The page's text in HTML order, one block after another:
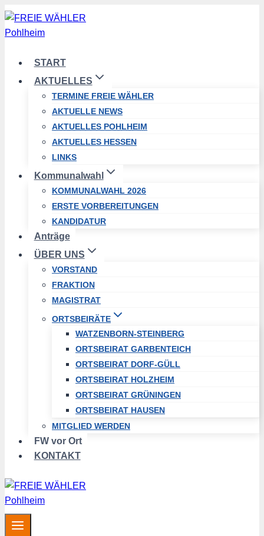
Zum
START
AKTUELLES
TERMINE FREIE WÄHLER
AKTUELLE NEWS
AKTUELLES POHLHEIM
AKTUELLES HESSEN
LINKS
Kommunalwahl
KOMMUNALWAHL 2026
ERSTE VORBEREITUNGEN
KANDIDATUR
Anträge
ÜBER UNS
VORSTAND
FRAKTION
MAGISTRAT
ORTSBEIRÄTE
WATZENBORN-STEINBERG
ORTSBEIRAT GARBENTEICH
ORTSBEIRAT DORF-GÜLL
ORTSBEIRAT HOLZHEIM
ORTSBEIRAT GRÜNINGEN
ORTSBEIRAT HAUSEN
MITGLIED WERDEN
FW vor Ort
KONTAKT